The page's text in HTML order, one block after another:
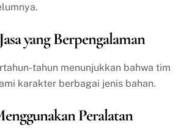
yang Berpengalaman
tahun menunjukkan bahwa tim
karakter berbagai jenis bahan.
Peralatan